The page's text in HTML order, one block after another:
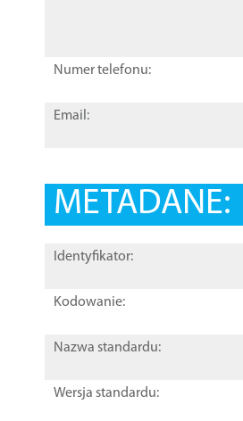
Numer telefonu:
Email:
METADANE:
Identyfikator:
Kodowanie:
Nazwa standardu:
Wersja standardu: